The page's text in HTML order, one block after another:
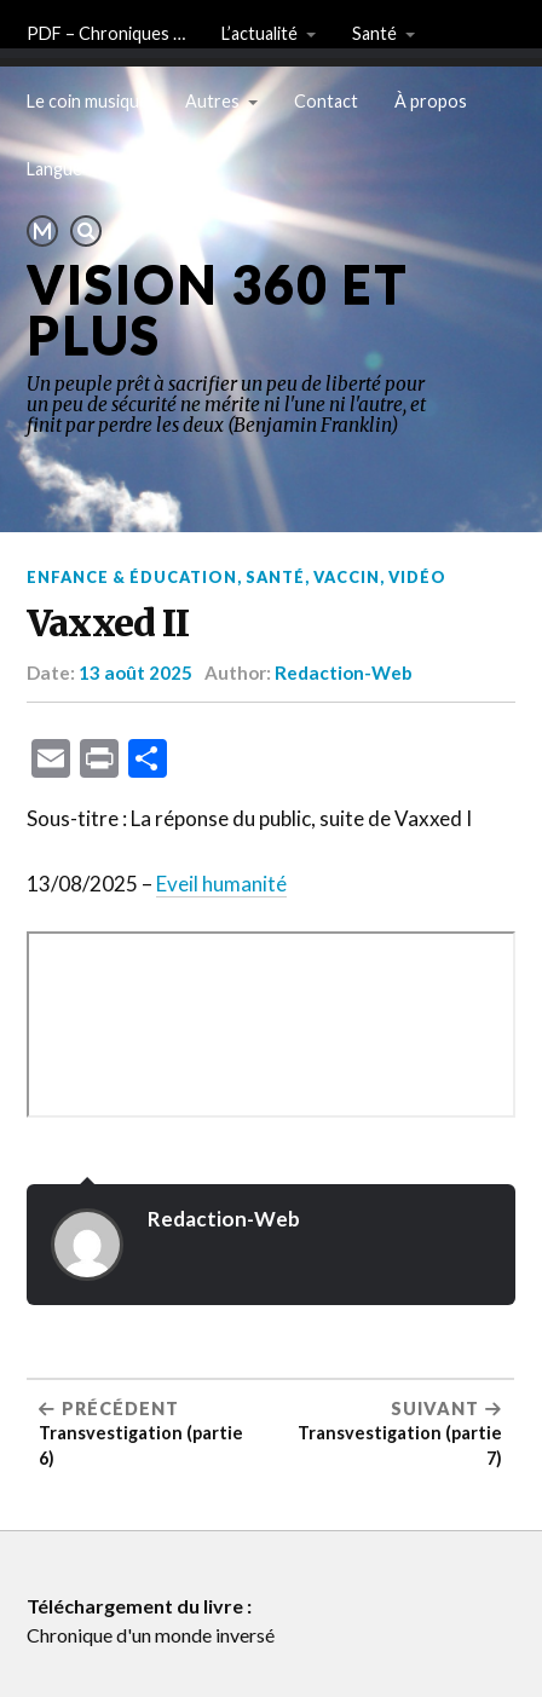
PDF – Chroniques … L’actualité Santé
Le coin musique Autres Contact À propos
Langue
VISION 360 ET
PLUS
Un peuple prêt à sacrifier un peu de liberté pour
un peu de sécurité ne mérite ni l'une ni l'autre, et
finit par perdre les deux (Benjamin Franklin)
ENFANCE & ÉDUCATION,SANTÉ,VACCIN,VIDÉO
Vaxxed II
Date: 13 août 2025 Author: Redaction-Web
Email
Print
Sous-titre : La réponse du public, suite de Vaxxed I
13/08/2025 – Eveil humanité
Redaction-Web
PRÉCÉDENT
Transvestigation (partie
6)
SUIVANT
Transvestigation (partie
7)
Téléchargement du livre :
Chronique d'un monde inversé